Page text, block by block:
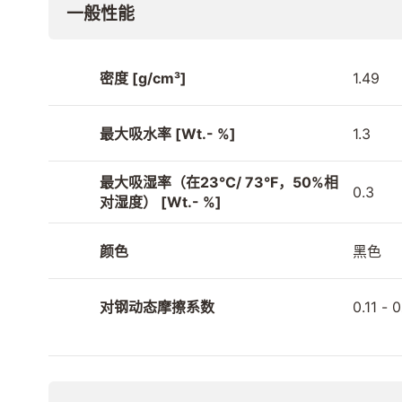
一般性能
密度 [g/cm³] 1.49
最大吸水率 [Wt.- %] 1.3
最大吸湿率（在23°C/ 73°F，50%相
对湿度） [Wt.- %]
0.3
颜色 黑色
对钢动态摩擦系数 0.11 -